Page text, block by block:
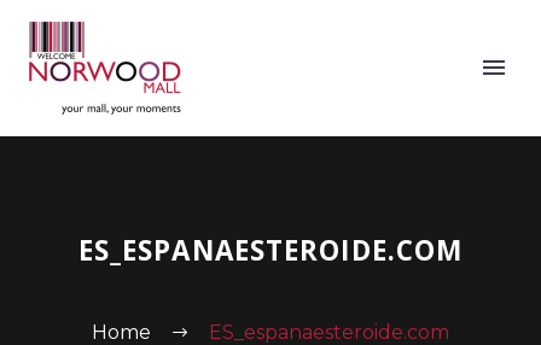
ES_ESPANAESTEROIDE.COM
Home ES_espanaesteroide.com